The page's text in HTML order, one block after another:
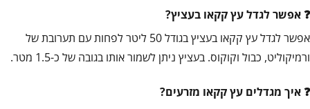
אפשר לגדל עץ קקאו בעציץ?
אפשר לגדל עץ קקאו בעציץ בגודל 50 ליטר לפחות עם תערובת של
ורמיקוליט, כבול וקוקוס. בעציץ ניתן לשמור אותו בגובה של כ-1.5 מטר.
איך מגדלים עץ קקאו מזרעים?